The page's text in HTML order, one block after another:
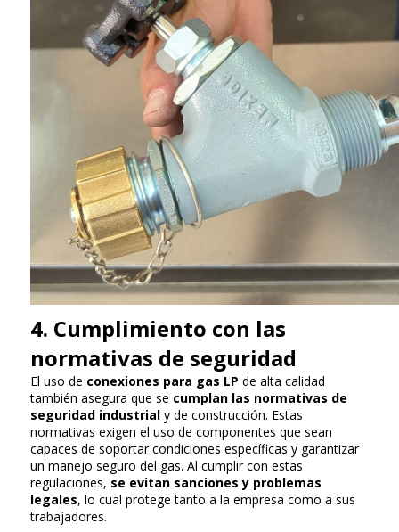
4. Cumplimiento con las
normativas de seguridad
El uso de conexiones para gas LP de alta calidad
también asegura que se cumplan las normativas de
seguridad industrial y de construcción. Estas
normativas exigen el uso de componentes que sean
capaces de soportar condiciones específicas y garantizar
un manejo seguro del gas. Al cumplir con estas
regulaciones, se evitan sanciones y problemas
legales, lo cual protege tanto a la empresa como a sus
trabajadores.